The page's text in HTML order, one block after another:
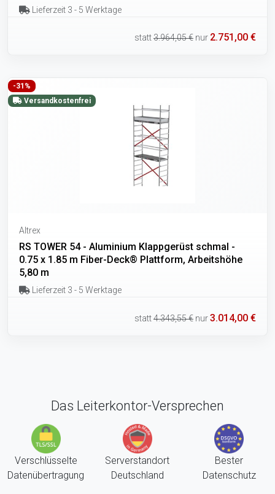
Lieferzeit 3 - 5 Werktage
statt3.964,05 € nur 2.751,00 €
-31%
Versandkostenfrei
Altrex
RS TOWER 54 - Aluminium Klappgerüst schmal -
0.75 x 1.85 m Fiber-Deck® Plattform, Arbeitshöhe
5,80 m
Lieferzeit 3 - 5 Werktage
statt4.343,55 € nur3.014,00 €
Das Leiterkontor-Versprechen
Verschlüsselte
Datenübertragung
Serverstandort
Deutschland
Bester
Datenschutz